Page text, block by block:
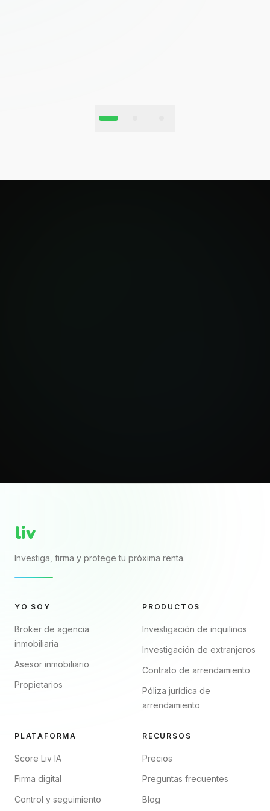
liv
Investiga, firma y protege tu próxima renta.
YO SOY
Broker de agencia
inmobiliaria
Asesor inmobiliario
Propietarios
PRODUCTOS
Investigación de inquilinos
Investigación de extranjeros
Contrato de arrendamiento
Póliza jurídica de
arrendamiento
PLATAFORMA
Score Liv IA
Firma digital
Control y seguimiento
RECURSOS
Precios
Preguntas frecuentes
Blog